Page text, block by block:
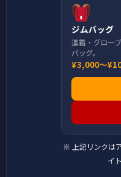
ジムバッグ
道着・グロー
バッグ。
¥3,000〜
※ 上記リンクは
イ